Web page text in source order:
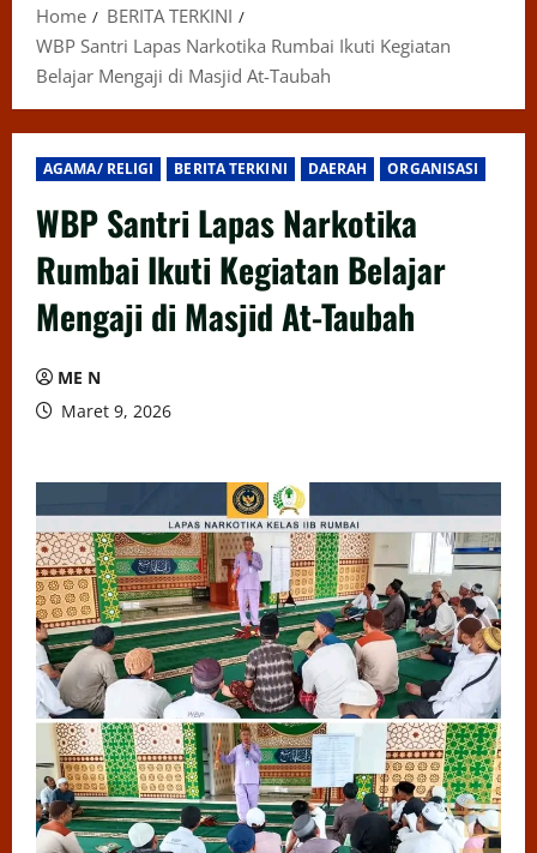
Home
BERITA TERKINI
WBP Santri Lapas Narkotika Rumbai Ikuti Kegiatan
Belajar Mengaji di Masjid At-Taubah
AGAMA/ RELIGI BERITA TERKINI DAERAH ORGANISASI
WBP Santri Lapas Narkotika
Rumbai Ikuti Kegiatan Belajar
Mengaji di Masjid At-Taubah
ME N
Maret 9, 2026